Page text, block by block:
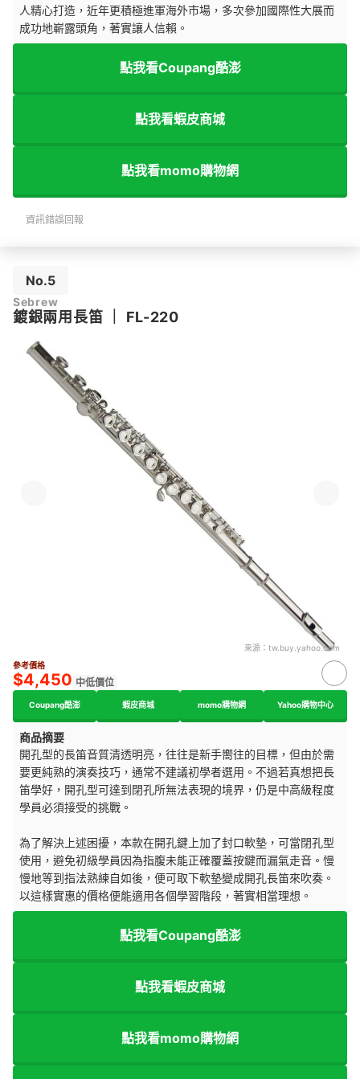
人精心打造，近年更積極進軍海外市場，多次參加國際性大展而
成功地嶄露頭角，著實讓人信賴。
點我看Coupang酷澎
點我看蝦皮商城
點我看momo購物網
資訊錯誤回報
No.5
Sebrew
鍍銀兩用長笛 FL-220
來源： tw.buy.yahoo.com
參考價格
$4,450 中低價位
Coupang酷澎 蝦皮商城 momo購物網 Yahoo購物中心
商品摘要
開孔型的長笛音質清透明亮，往往是新手嚮往的目標，但由於需
要更純熟的演奏技巧，通常不建議初學者選用。不過若真想把長
笛學好，開孔型可達到閉孔所無法表現的境界，仍是中高級程度
學員必須接受的挑戰。
為了解決上述困擾，本款在開孔鍵上加了封口軟墊，可當閉孔型
使用，避免初級學員因為指腹未能正確覆蓋按鍵而漏氣走音。慢
慢地等到指法熟練自如後，便可取下軟墊變成開孔長笛來吹奏。
以這樣實惠的價格便能適用各個學習階段，著實相當理想。
點我看Coupang酷澎
點我看蝦皮商城
點我看momo購物網